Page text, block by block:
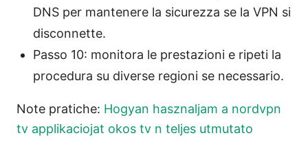
DNS per mantenere la sicurezza se la VPN si
disconnette.
Passo 10: monitora le prestazioni e ripeti la
procedura su diverse regioni se necessario.
Note pratiche: Hogyan hasznaljam a nordvpn
tv applikaciojat okos tv n teljes utmutato